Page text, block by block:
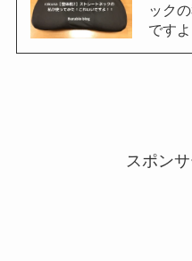
ック
ですよ
スポン